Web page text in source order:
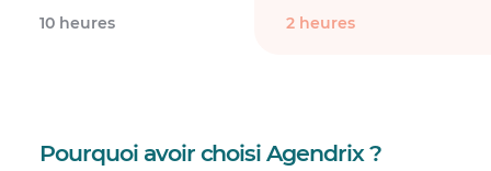
10 heures 2 heures
Pourquoi avoir choisi Agendrix ?